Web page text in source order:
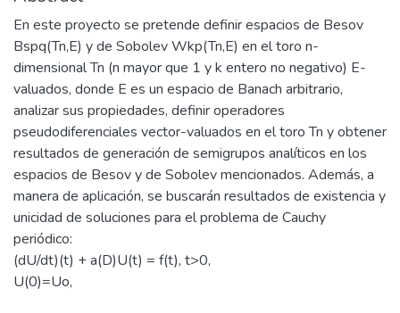
En este proyecto se pretende definir espacios de Besov
Bspq(Tn,E) y de Sobolev Wkp(Tn,E) en el toro n-
dimensional Tn (n mayor que 1 y k entero no negativo) E-
valuados, donde E es un espacio de Banach arbitrario,
analizar sus propiedades, definir operadores
pseudodiferenciales vector-valuados en el toro Tn y obtener
resultados de generación de semigrupos analíticos en los
espacios de Besov y de Sobolev mencionados. Además, a
manera de aplicación, se buscarán resultados de existencia y
unicidad de soluciones para el problema de Cauchy
periódico:
(dU/dt)(t) + a(D)U(t) = f(t), t>0,
U(0)=Uo,